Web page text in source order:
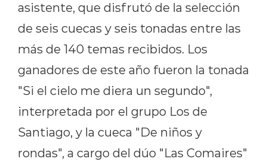
asistente, que disfrutó de la selección
de seis cuecas y seis tonadas entre las
más de 140 temas recibidos. Los
ganadores de este año fueron la tonada
"Si el cielo me diera un segundo",
interpretada por el grupo Los de
Santiago, y la cueca "De niños y
rondas", a cargo del dúo "Las Comaires"